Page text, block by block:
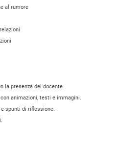
al rumore
la presenza del docente
animazioni, testi e immagini.
spunti di riflessione.